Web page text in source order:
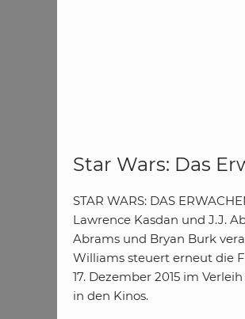
Star Wars: Das
STAR WARS: DAS
Lawrence Kasdan und J.J.
Abrams und Bryan Burk
Williams steuert erneut die
17. Dezember 2015 im
in den Kinos.